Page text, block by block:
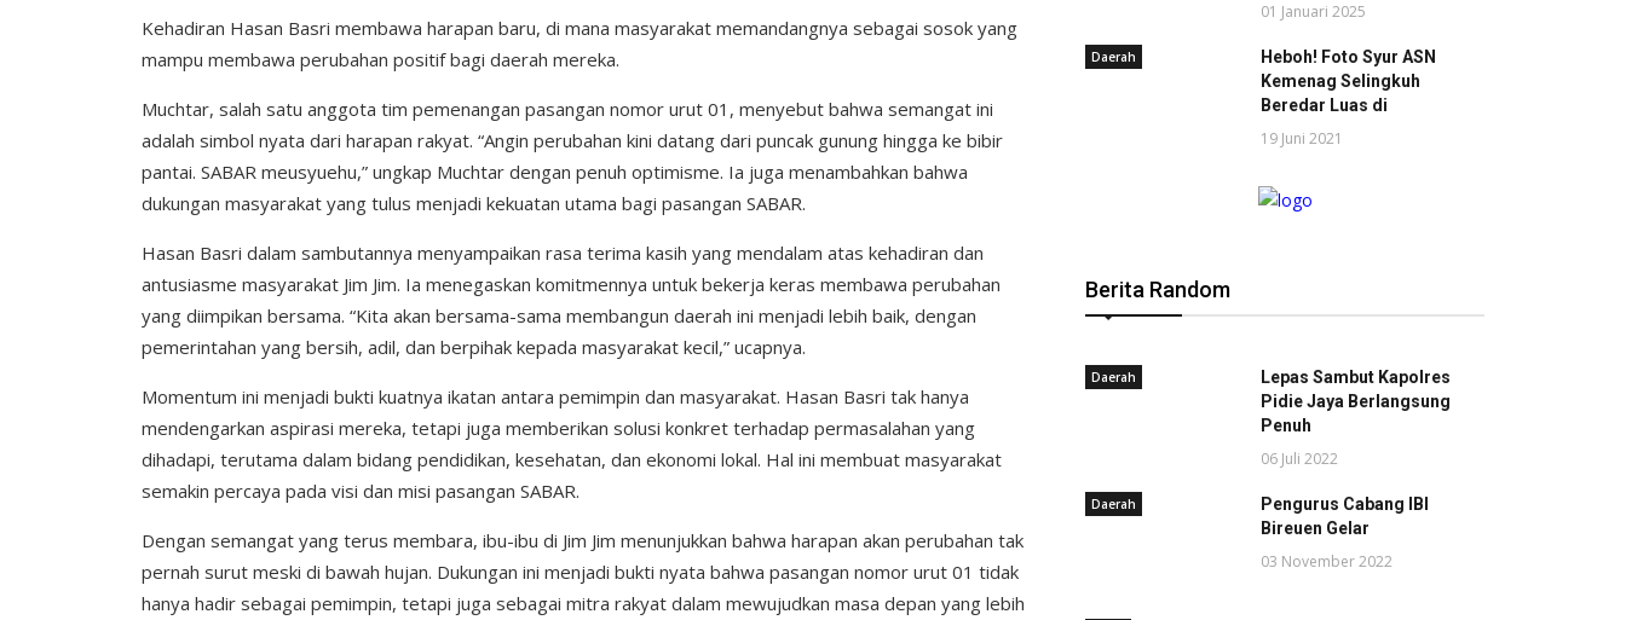
Kehadiran Hasan Basri membawa harapan baru, di mana masyarakat memandangnya sebagai sosok yang
mampu membawa perubahan positif bagi daerah mereka.
Muchtar, salah satu anggota tim pemenangan pasangan nomor urut 01, menyebut bahwa semangat ini
adalah simbol nyata dari harapan rakyat. “Angin perubahan kini datang dari puncak gunung hingga ke bibir
pantai. SABAR meusyuehu,” ungkap Muchtar dengan penuh optimisme. Ia juga menambahkan bahwa
dukungan masyarakat yang tulus menjadi kekuatan utama bagi pasangan SABAR.
Hasan Basri dalam sambutannya menyampaikan rasa terima kasih yang mendalam atas kehadiran dan
antusiasme masyarakat Jim Jim. Ia menegaskan komitmennya untuk bekerja keras membawa perubahan
yang diimpikan bersama. “Kita akan bersama-sama membangun daerah ini menjadi lebih baik, dengan
pemerintahan yang bersih, adil, dan berpihak kepada masyarakat kecil,” ucapnya.
Momentum ini menjadi bukti kuatnya ikatan antara pemimpin dan masyarakat. Hasan Basri tak hanya
mendengarkan aspirasi mereka, tetapi juga memberikan solusi konkret terhadap permasalahan yang
dihadapi, terutama dalam bidang pendidikan, kesehatan, dan ekonomi lokal. Hal ini membuat masyarakat
semakin percaya pada visi dan misi pasangan SABAR.
Dengan semangat yang terus membara, ibu-ibu di Jim Jim menunjukkan bahwa harapan akan perubahan tak
pernah surut meski di bawah hujan. Dukungan ini menjadi bukti nyata bahwa pasangan nomor urut 01 tidak
hanya hadir sebagai pemimpin, tetapi juga sebagai mitra rakyat dalam mewujudkan masa depan yang lebih
01 Januari 2025
Daerah
Heboh! Foto Syur ASN
Kemenag Selingkuh
Beredar Luas di
19 Juni 2021
Berita Random
Daerah
Lepas Sambut Kapolres
Pidie Jaya Berlangsung
Penuh
06 Juli 2022
Daerah
Pengurus Cabang IBI
Bireuen Gelar
03 November 2022